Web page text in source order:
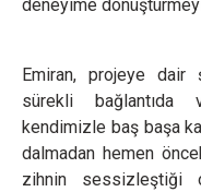
deneyime
Emiran, projeye
sürekli bağlantıda
kendimizle baş başa
dalmadan hemen
zihnin sessizleştiği